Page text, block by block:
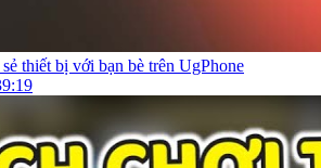
thiết bị với bạn bè trên UgPhone